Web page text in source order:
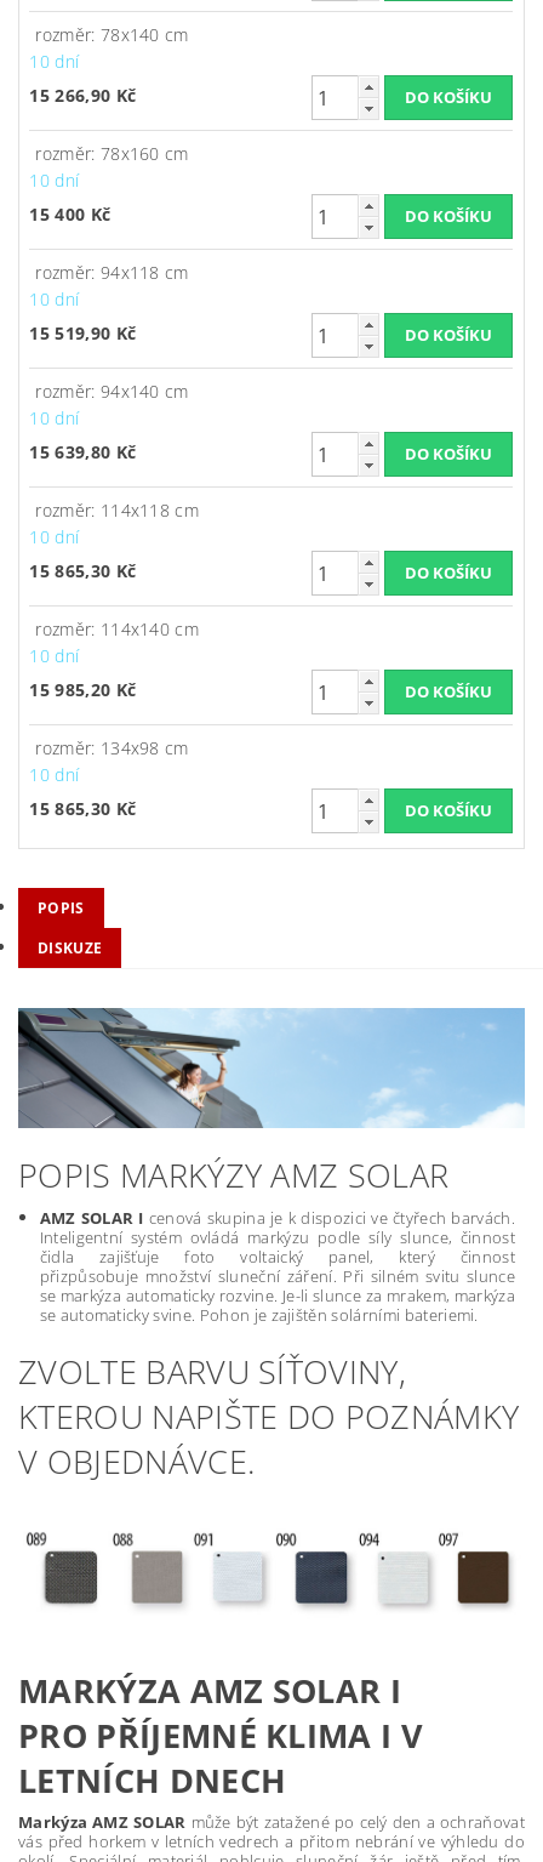
rozměr: 78x140 cm
10 dní
15 266,90 Kč
rozměr: 78x160 cm
10 dní
15 400 Kč
rozměr: 94x118 cm
10 dní
15 519,90 Kč
rozměr: 94x140 cm
10 dní
15 639,80 Kč
rozměr: 114x118 cm
10 dní
15 865,30 Kč
rozměr: 114x140 cm
10 dní
15 985,20 Kč
rozměr: 134x98 cm
10 dní
15 865,30 Kč
POPIS
DISKUZE
POPIS MARKÝZY AMZ SOLAR
AMZ SOLAR I cenová skupina je k dispozici ve čtyřech barvách.
Inteligentní systém ovládá markýzu podle síly slunce, činnost
čidla zajišťuje foto voltaický panel, který činnost
přizpůsobuje množství sluneční záření. Při silném svitu slunce
se markýza automaticky rozvine. Je-li slunce za mrakem, markýza
se automaticky svine. Pohon je zajištěn solárními bateriemi.
ZVOLTE BARVU SÍŤOVINY,
KTEROU NAPIŠTE DO POZNÁMKY
V OBJEDNÁVCE.
MARKÝZA AMZ SOLAR I
PRO PŘÍJEMNÉ KLIMA I V
LETNÍCH DNECH
Markýza AMZ SOLAR může být zatažené po celý den a ochraňovat
vás před horkem v letních vedrech a přitom nebrání ve výhledu do